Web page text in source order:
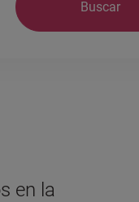
Buscar
en la